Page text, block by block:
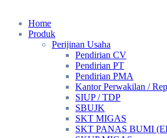
Home
Produk
Perijinan Usaha
Pendirian CV
Pendirian PT
Pendirian PMA
Kantor Perwakilan /
SIUP / TDP
SBUJK
SKT MIGAS
SKT PANAS BUMI